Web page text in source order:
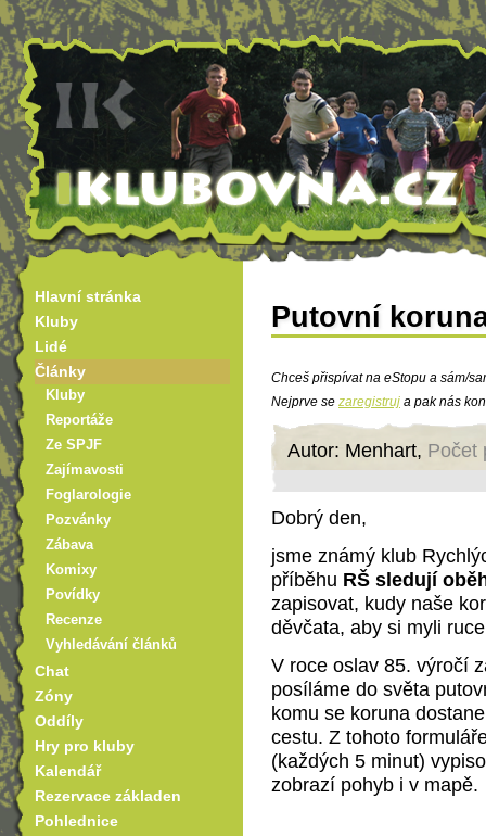
Putovní
Chceš přispívat na eStopu a sám/
Nejprve se zaregistruj a pak nás
Autor: Menhart, Počet
Dobrý den,
jsme známý klub
příběhu RŠ sledují
zapisovat, kudy naše
děvčata, aby si myli
V roce oslav 85. výročí
posíláme do světa
komu se koruna
cestu. Z tohoto
(každých 5 minut)
zobrazí pohyb i v mapě.
Hlavní stránka
Kluby
Lidé
Články
Kluby
Reportáže
Ze SPJF
Zajímavosti
Foglarologie
Pozvánky
Zábava
Komixy
Povídky
Recenze
Vyhledávání článků
Chat
Zóny
Oddíly
Hry pro kluby
Kalendář
Rezervace základen
Pohlednice